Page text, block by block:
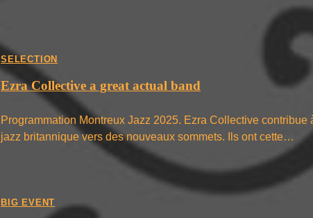
SELECTION
Ezra Collective a great actual band
Programmation Montreux Jazz 2025. Ezra Collective contribue
jazz britannique vers des nouveaux sommets. Ils ont cette…
BIG EVENT